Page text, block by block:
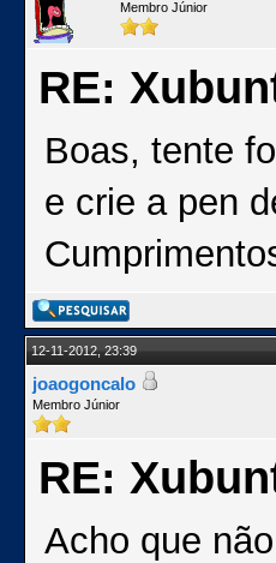
Membro Júnior
RE:
Boas, tente
e crie a pen
12-11-2012, 23:39
joaogoncalo
Membro Júnior
RE:
Acho que